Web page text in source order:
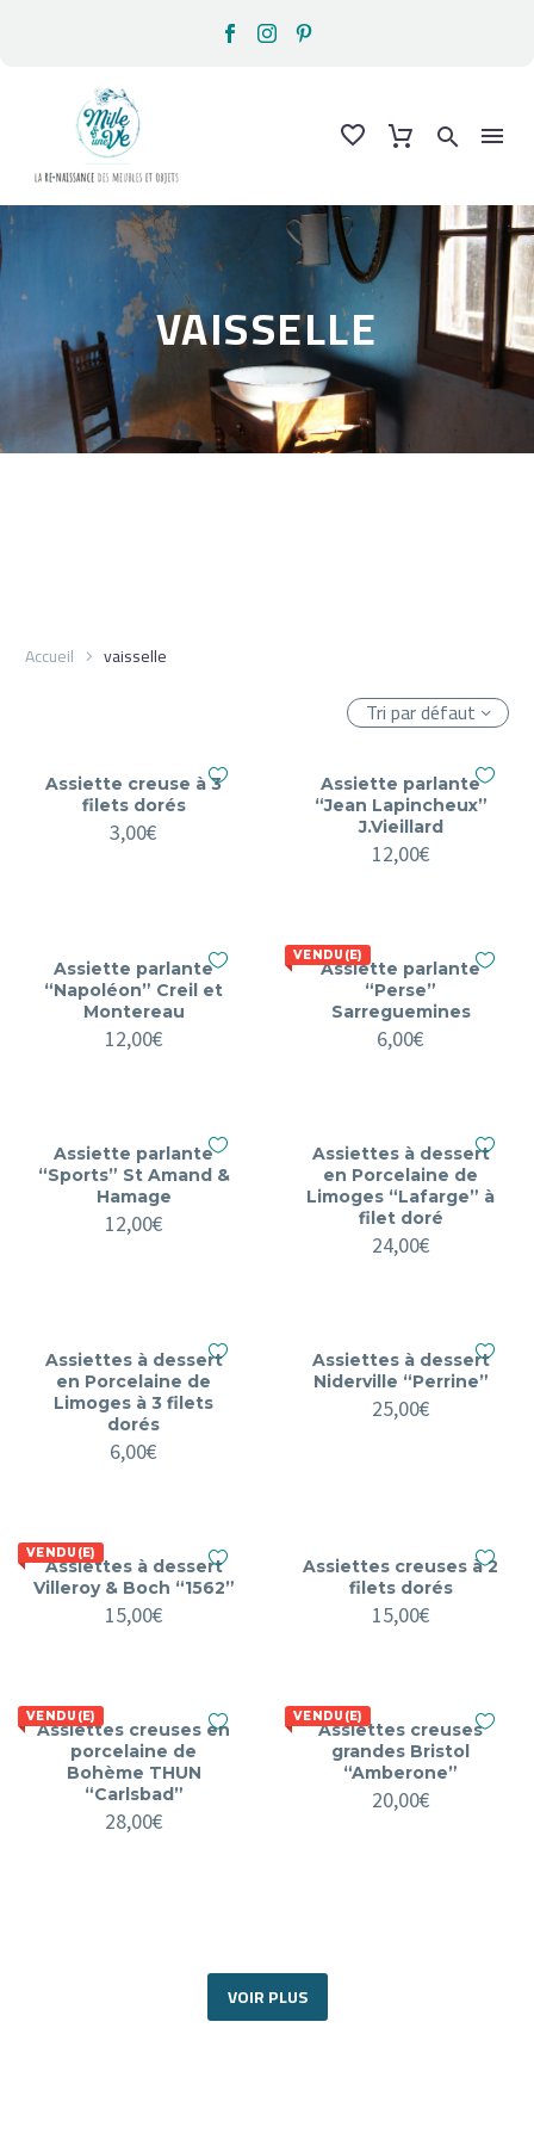
VAISSELLE
Accueil vaisselle
Tri par défaut
Assiette creuse à 3
filets dorés
3,00€
Assiette parlante
“Jean Lapincheux”
J.Vieillard
12,00€
Assiette parlante
“Napoléon” Creil et
Montereau
12,00€
VENDU(E)
Assiette parlante
“Perse”
Sarreguemines
6,00€
Assiette parlante
“Sports” St Amand &
Hamage
12,00€
Assiettes à dessert
en Porcelaine de
Limoges “Lafarge” à
filet doré
24,00€
Assiettes à dessert
en Porcelaine de
Limoges à 3 filets
dorés
6,00€
Assiettes à dessert
Niderville “Perrine”
25,00€
VENDU(E)
Assiettes à dessert
Villeroy & Boch “1562”
15,00€
Assiettes creuses à 2
filets dorés
15,00€
VENDU(E)
Assiettes creuses en
porcelaine de
Bohème THUN
“Carlsbad”
28,00€
VENDU(E)
Assiettes creuses
grandes Bristol
“Amberone”
20,00€
VOIR PLUS